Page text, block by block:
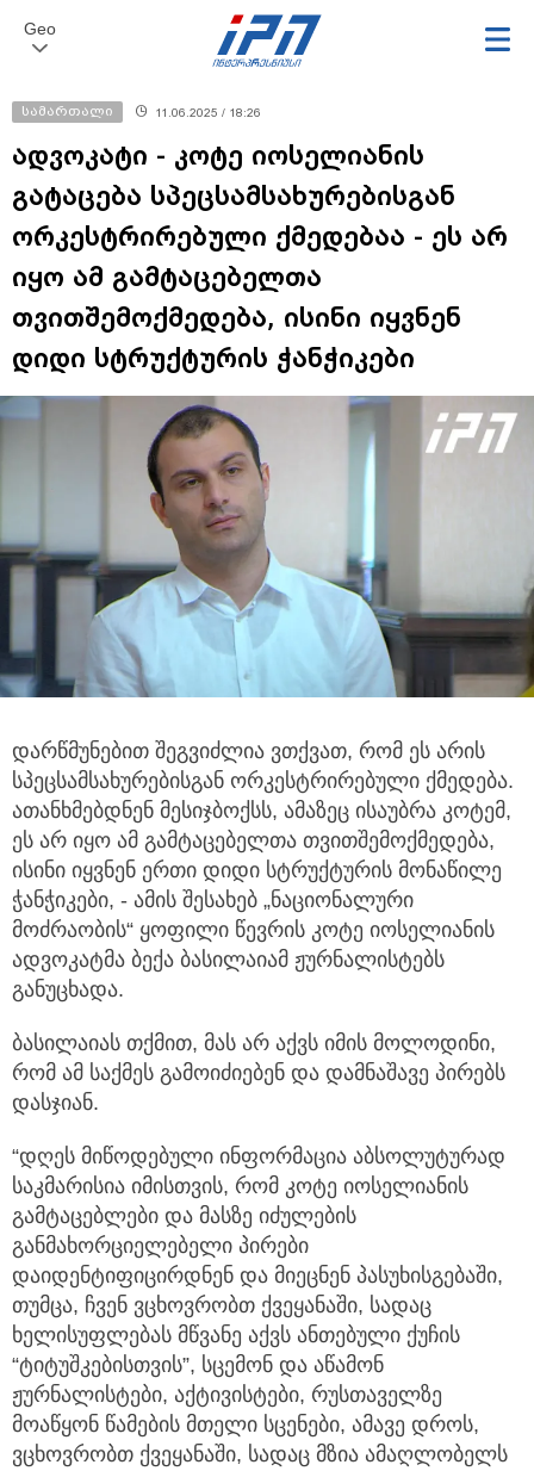
Geo
სამართალი 11.06.2025 / 18:26
ადვოკატი - კოტე იოსელიანის
გატაცება სპეცსამსახურებისგან
ორკესტრირებული ქმედებაა - ეს არ
იყო ამ გამტაცებელთა
თვითშემოქმედება, ისინი იყვნენ
დიდი სტრუქტურის ჭანჭიკები
დარწმუნებით შეგვიძლია ვთქვათ, რომ ეს არის
სპეცსამსახურებისგან ორკესტრირებული ქმედება.
ათანხმებდნენ მესიჯბოქსს, ამაზეც ისაუბრა კოტემ,
ეს არ იყო ამ გამტაცებელთა თვითშემოქმედება,
ისინი იყვნენ ერთი დიდი სტრუქტურის მონაწილე
ჭანჭიკები, - ამის შესახებ „ნაციონალური
მოძრაობის“ ყოფილი წევრის კოტე იოსელიანის
ადვოკატმა ბექა ბასილაიამ ჟურნალისტებს
განუცხადა.
ბასილაიას თქმით, მას არ აქვს იმის მოლოდინი,
რომ ამ საქმეს გამოიძიებენ და დამნაშავე პირებს
დასჯიან.
“დღეს მიწოდებული ინფორმაცია აბსოლუტურად
საკმარისია იმისთვის, რომ კოტე იოსელიანის
გამტაცებლები და მასზე იძულების
განმახორციელებელი პირები
დაიდენტიფიცირდნენ და მიეცნენ პასუხისგებაში,
თუმცა, ჩვენ ვცხოვრობთ ქვეყანაში, სადაც
ხელისუფლებას მწვანე აქვს ანთებული ქუჩის
“ტიტუშკებისთვის”, სცემონ და აწამონ
ჟურნალისტები, აქტივისტები, რუსთაველზე
მოაწყონ წამების მთელი სცენები, ამავე დროს,
ვცხოვრობთ ქვეყანაში, სადაც მზია ამაღლობელს